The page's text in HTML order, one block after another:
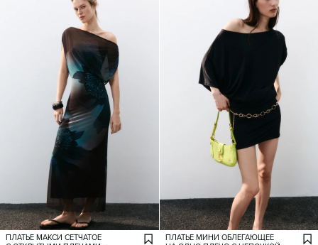
ПЛАТЬЕ МАКСИ СЕТЧАТОЕ
ПЛАТЬЕ МИНИ ОБЛЕГАЮЩЕЕ